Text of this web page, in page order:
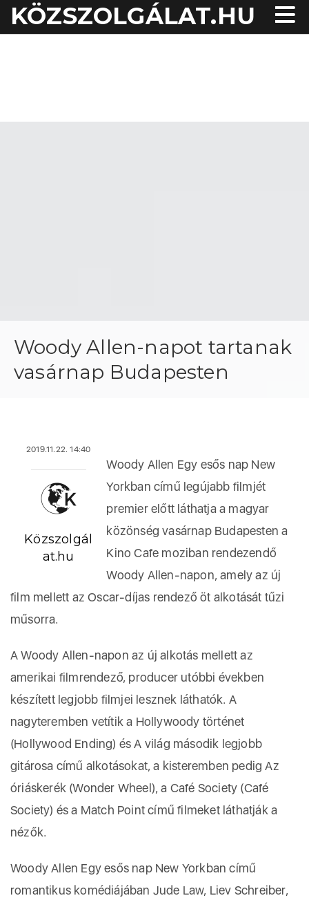
KÖZSZOLGÁLAT.HU
Woody Allen-napot tartanak
vasárnap Budapesten
2019.11.22. 14:40
Közszolgál
at.hu
Woody Allen Egy esős nap New
Yorkban című legújabb filmjét
premier előtt láthatja a magyar
közönség vasárnap Budapesten a
Kino Cafe moziban rendezendő
Woody Allen-napon, amely az új
film mellett az Oscar-díjas rendező öt alkotását tűzi
műsorra.
A Woody Allen-napon az új alkotás mellett az
amerikai filmrendező, producer utóbbi években
készített legjobb filmjei lesznek láthatók. A
nagyteremben vetítik a Hollywoody történet
(Hollywood Ending) és A világ második legjobb
gitárosa című alkotásokat, a kisteremben pedig Az
óriáskerék (Wonder Wheel), a Café Society (Café
Society) és a Match Point című filmeket láthatják a
nézők.
Woody Allen Egy esős nap New Yorkban című
romantikus komédiájában Jude Law, Liev Schreiber,